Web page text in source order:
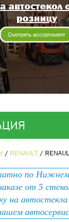
автостекол
розницу
Смотреть ассортимент
/ RENAULT /
по
от 5
на
заявку